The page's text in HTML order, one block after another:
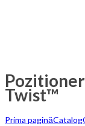
Twist™
Prima paginăCatalog